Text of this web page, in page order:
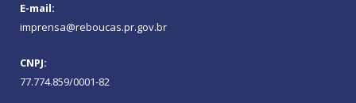
E-mail:
imprensa@reboucas.pr.gov.br
CNPJ:
77.774.859/0001-82